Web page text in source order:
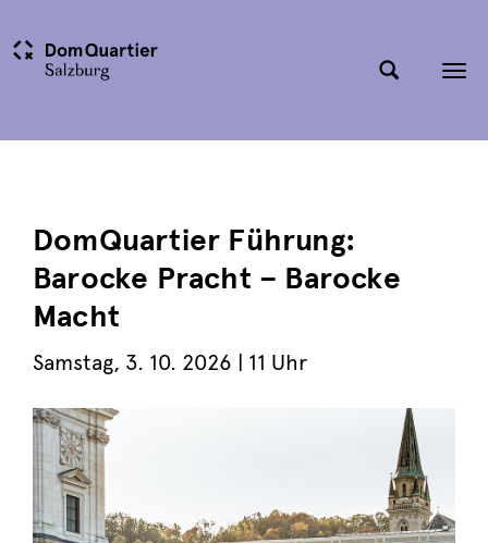
DomQuartier Führung:
Barocke Pracht – Barocke
Macht
Samstag, 3. 10. 2026 | 11 Uhr